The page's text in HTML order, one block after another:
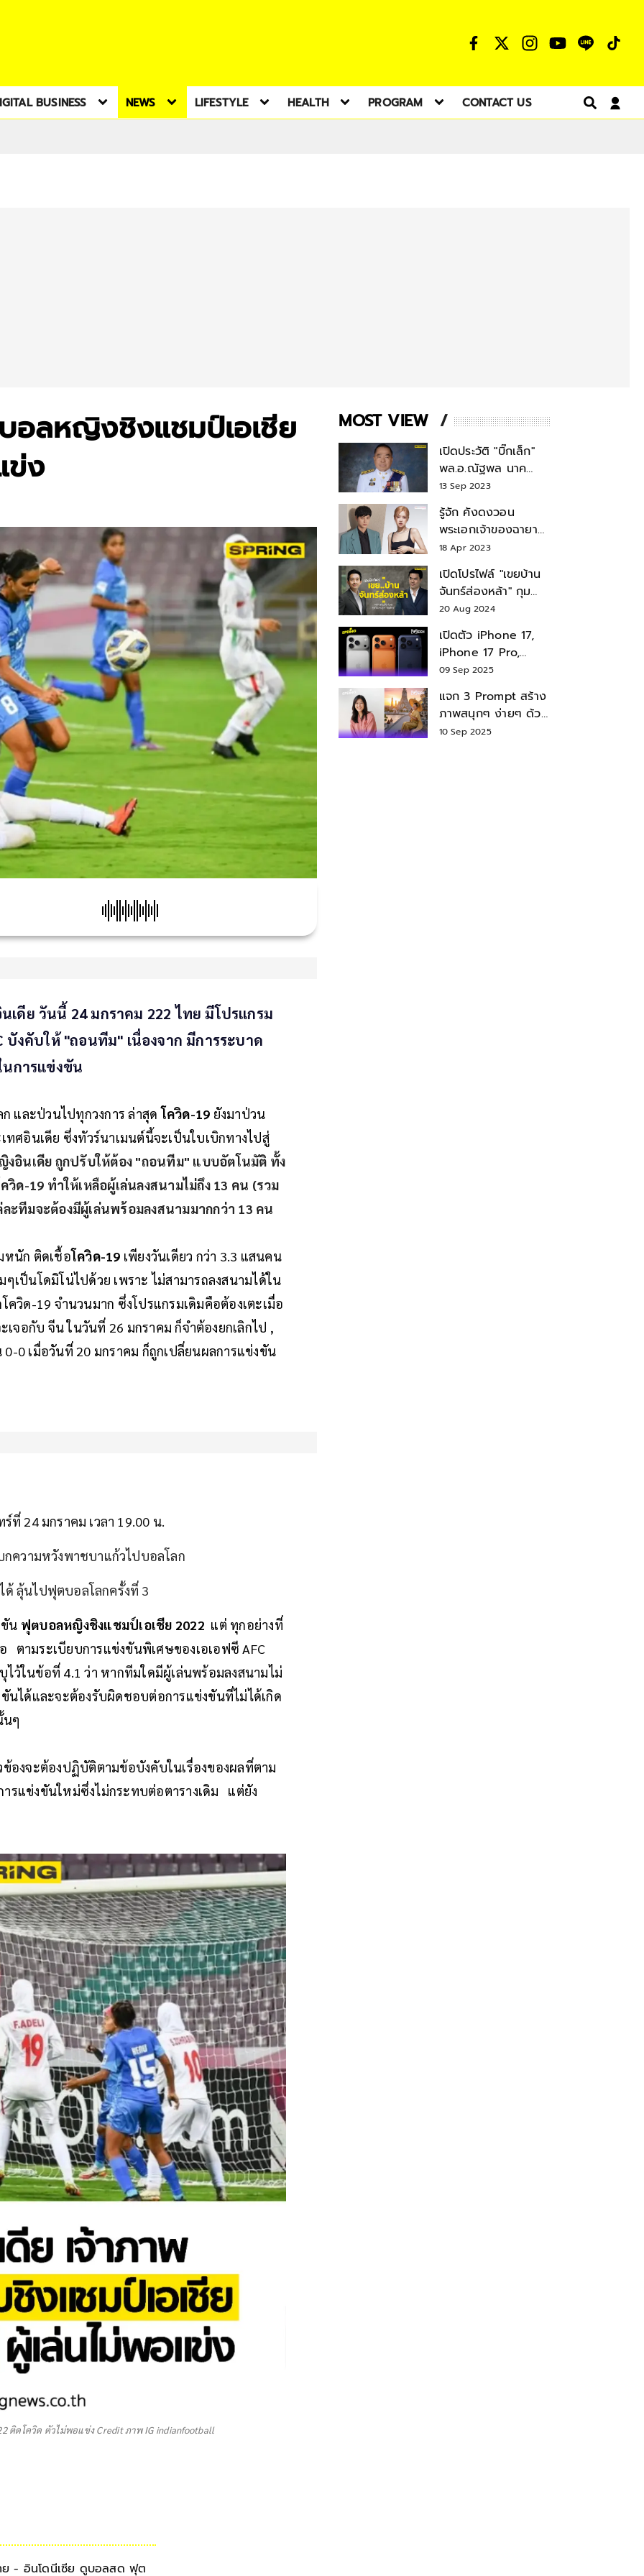
BUSINESS NEWS LIFESTYLE HEALTH PROGRAM CONTACT US
ลหญิงชิงแชมป์เอเชีย
ข่ง
ดีย วันนี้ 24 มกราคม 222 ไทย มีโปรแกรม
บังคับให้ "ถอนทีม" เนื่องจาก มีการระบาด
นการแข่งขัน
และป่วนไปทุกวงการ ล่าสุดโควิด-19 ยังมาป่วน
ทศอินเดีย ซึ่งทัวร์นาเมนต์นี้จะเป็นใบเบิกทางไปสู่
อินเดีย ถูกปรับให้ต้อง "ถอนทีม" แบบอัตโนมัติ ทั้ง
ด-19 ทำให้เหลือผู้เล่นลงสนามไม่ถึง 13 คน (รวม
ทีมจะต้องมีผู้เล่นพร้อมลงสนามมากกว่า 13 คน
หนัก ติดเชื้อโควิด-19 เพียงวันเดียว กว่า 3.3 แสนคน
ป็นโดมิโน่ไปด้วย เพราะ ไม่สามารถลงสนามได้ใน
วิด-19 จำนวนมาก ซึ่งโปรแกรมเดิมคือต้องเตะเมื่อ
จอกับ จีน ในวันที่ 26 มกราคม ก็จำต้องยกเลิกไป ,
0 เมื่อวันที่ 20 มกราคม ก็ถูกเปลี่ยนผลการแข่งขัน
24 มกราคม เวลา 19.00 น.
ความหวังพาชบาแก้วไปบอลโลก
ลุ้นไปฟุตบอลโลกครั้งที่ 3
น ฟุตบอลหญิงชิงแชมป์เอเชีย 2022 แต่ ทุกอย่างที่
ตามระเบียบการแข่งขันพิเศษของเอเอฟซี AFC
ว้ในข้อที่ 4.1 ว่า หากทีมใดมีผู้เล่นพร้อมลงสนามไม่
ขันได้และจะต้องรับผิดชอบต่อการแข่งขันที่ไม่ได้เกิด
นๆ
องจะต้องปฏิบัติตามข้อบังคับในเรื่องของผลที่ตาม
รแข่งขันใหม่ซึ่งไม่กระทบต่อตารางเดิม แต่ยัง
ติดโควิด ตัวไม่พอแข่ง Credit ภาพ IG indianfootball
ย - อินโดนีเซีย ดูบอลสด ฟุต
MOST VIEW
เปิดประวัติ "บิ๊กเล็ก"
พล.อ.ณัฐพล นาค
พาณิชย์ จากเลขาฯ
สมช.-เลขาฯ
รมว.กลาโหม
13 Sep 2023
รู้จัก คังดงวอน
พระเอกเจ้าของฉายา
สมบัติแห่งชาติ หลังมี
18 Apr 2023
เปิดโปรไฟล์ "เขยบ้าน
จันทร์ส่องหล้า" กุม
บังเหียนธุรกิจตระกูล
"ชินวัตร"
20 Aug 2024
เปิดตัว iPhone 17,
iPhone 17 Pro,
iPhone 17 Air สเปค
09 Sep 2025
แจก 3 Prompt สร้าง
ภาพสนุกๆ ง่ายๆ ด้วย
Nano Banana ใน
10 Sep 2025